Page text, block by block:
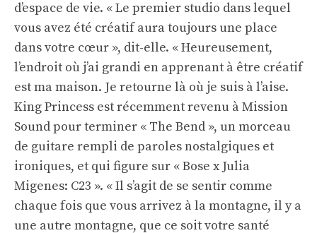
d’espace de vie. « Le premier studio dans lequel
vous avez été créatif aura toujours une place
dans votre cœur », dit-elle. « Heureusement,
l’endroit où j’ai grandi en apprenant à être créatif
est ma maison. Je retourne là où je suis à l’aise.
King Princess est récemment revenu à Mission
Sound pour terminer « The Bend », un morceau
de guitare rempli de paroles nostalgiques et
ironiques, et qui figure sur « Bose x Julia
Migenes: C23 ». « Il s’agit de se sentir comme
chaque fois que vous arrivez à la montagne, il y a
une autre montagne, que ce soit votre santé